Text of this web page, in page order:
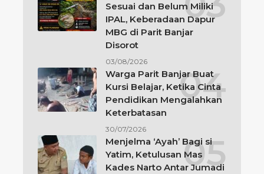
Sesuai dan Belum Miliki
IPAL, Keberadaan Dapur
MBG di Parit Banjar
Disorot
03/08/2026
Warga Parit Banjar Buat
Kursi Belajar, Ketika Cinta
Pendidikan Mengalahkan
Keterbatasan
30/07/2026
Menjelma ‘Ayah’ Bagi si
Yatim, Ketulusan Mas
Kades Narto Antar Jumadi